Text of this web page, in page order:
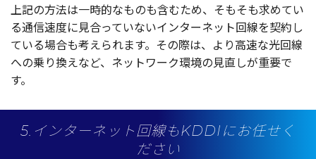
上記の方法は一時的なものも含むため、そもそも求めてい
る通信速度に見合っていないインターネット回線を契約し
ている場合も考えられます。その際は、より高速な光回線
への乗り換えなど、 ネットワーク環境の見直しが重要で
す。
5.インターネット回線もKDDIにお任せく
ださい